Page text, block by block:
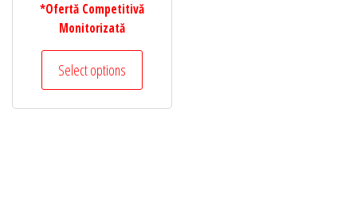
*Ofertă Competitivă
Monitorizată
Select options